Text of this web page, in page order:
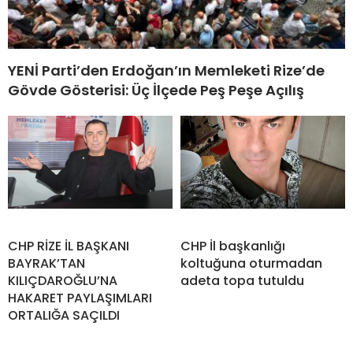
YENİ Parti’den Erdoğan’ın Memleketi Rize’de
Gövde Gösterisi: Üç İlçede Peş Peşe Açılış
CHP RİZE İL BAŞKANI
BAYRAK’TAN
KILIÇDAROĞLU’NA
HAKARET PAYLAŞIMLARI
ORTALIĞA SAÇILDI
CHP İl başkanlığı
koltuğuna oturmadan
adeta topa tutuldu